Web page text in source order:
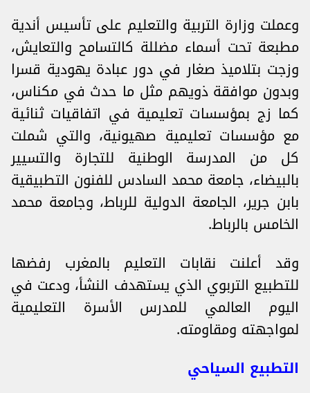
وعملت وزارة التربية والتعليم على تأسيس أندية
مطبعة تحت أسماء مضللة كالتسامح والتعايش،
وزجت بتلاميذ صغار في دور عبادة يهودية قسرا
وبدون موافقة ذويهم مثل ما حدث في مكناس،
كما زج بمؤسسات تعليمية في اتفاقيات ثنائية
مع مؤسسات تعليمية صهيونية، والتي شملت
كل من المدرسة الوطنية للتجارة والتسيير
بالبيضاء، جامعة محمد السادس للفنون التطبيقية
بابن جرير، الجامعة الدولية للرباط، وجامعة محمد
الخامس بالرباط.
وقد أعلنت نقابات التعليم بالمغرب رفضها
للتطبيع التربوي الذي يستهدف النشأ، ودعت في
اليوم العالمي للمدرس الأسرة التعليمية
لمواجهته ومقاومته.
التطبيع السياحي